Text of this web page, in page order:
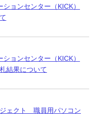
ョンセンター（KICK）
ョンセンター（KICK）
結果について
ェクト 職員用パソコン